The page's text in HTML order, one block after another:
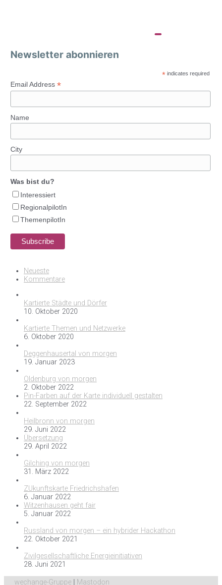
Newsletter abonnieren
* indicates required
Email Address *
Name
City
Was bist du?
Interessiert
RegionalpilotIn
ThemenpilotIn
Neueste
Kommentare
Kartierte Städte und Dörfer
10. Oktober 2020
Kartierte Themen und Netzwerke
6. Oktober 2020
Deggenhausertal von morgen
19. Januar 2023
Oldenburg von morgen
2. Oktober 2022
Pin-Farben auf der Karte individuell gestalten
22. September 2022
Heilbronn von morgen
29. Juni 2022
Übersetzung
29. April 2022
Gilching von morgen
31. März 2022
ZUkunftskarte Friedrichshafen
6. Januar 2022
Witzenhausen geht fair
5. Januar 2022
Russland von morgen – ein hybrider Hackathon
22. Oktober 2021
Zivilgesellschaftliche Energieinitiativen
28. Juni 2021
wechange-Gruppe Mastodon